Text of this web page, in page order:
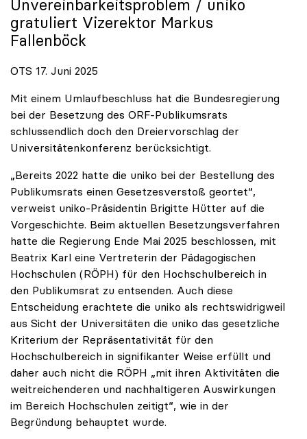
Unvereinbarkeitsproblem / uniko
gratuliert Vizerektor Markus
Fallenböck
OTS 17. Juni 2025
Mit einem Umlaufbeschluss hat die Bundesregierung
bei der Besetzung des ORF-Publikumsrats
schlussendlich doch den Dreiervorschlag der
Universitätenkonferenz berücksichtigt.
„Bereits 2022 hatte die uniko bei der Bestellung des
Publikumsrats einen Gesetzesverstoß geortet“,
verweist uniko-Präsidentin Brigitte Hütter auf die
Vorgeschichte. Beim aktuellen Besetzungsverfahren
hatte die Regierung Ende Mai 2025 beschlossen, mit
Beatrix Karl eine Vertreterin der Pädagogischen
Hochschulen (RÖPH) für den Hochschulbereich in
den Publikumsrat zu entsenden. Auch diese
Entscheidung erachtete die uniko als rechtswidrigweil
aus Sicht der Universitäten die uniko das gesetzliche
Kriterium der Repräsentativität für den
Hochschulbereich in signifikanter Weise erfüllt und
daher auch nicht die RÖPH „mit ihren Aktivitäten die
weitreichenderen und nachhaltigeren Auswirkungen
im Bereich Hochschulen zeitigt“, wie in der
Begründung behauptet wurde.